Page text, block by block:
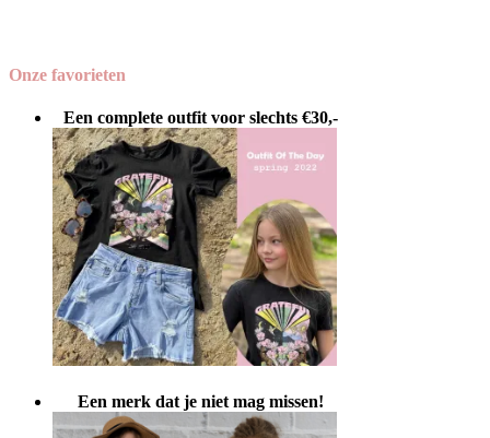
Onze favorieten
Een complete outfit voor slechts €30,-
Een merk dat je niet mag missen!